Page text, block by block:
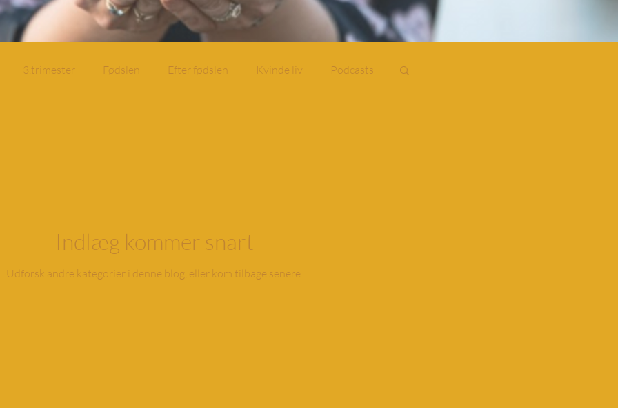
3.trimester Fødslen Efter fødslen Kvinde liv Podcasts
Indlæg kommer snart
Udforsk andre kategorier i denne blog, eller kom tilbage senere.